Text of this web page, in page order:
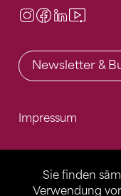
Sie finden
Verwendung
Instagram
Facebook
LinkedIn
Newsletter &
Impressum